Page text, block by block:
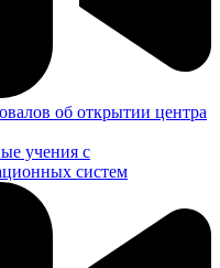
об открытии центра
учения с
систем